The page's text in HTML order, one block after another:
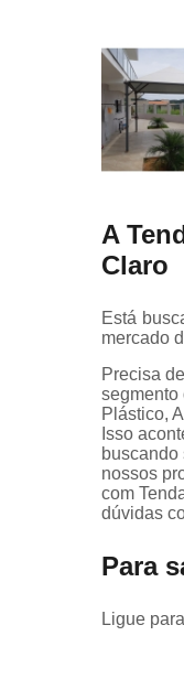
A
Claro
Está
mercado
Precisa
segmento
Plástico,
Isso
buscando
nossos
com
dúvidas
Para
Ligue para